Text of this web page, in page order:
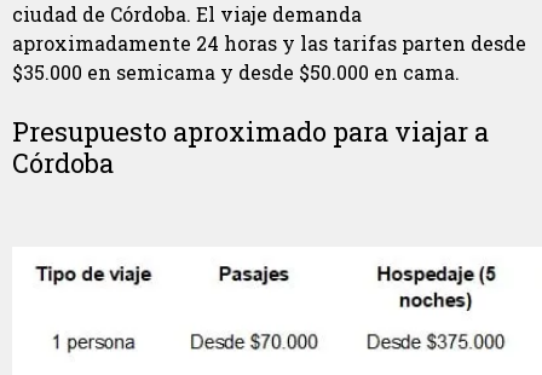
ciudad de Córdoba. El viaje demanda
aproximadamente 24 horas y las tarifas parten desde
$35.000 en semicama y desde $50.000 en cama.
Presupuesto aproximado para viajar a
Córdoba